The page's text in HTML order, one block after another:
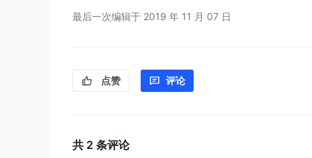
最后一次编辑于 2019 年 11 月 07 日
点赞 评论
共 2 条评论